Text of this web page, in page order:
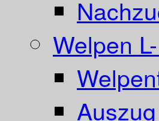
Welpen